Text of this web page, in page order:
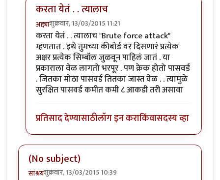
करता येतं . . त्यालाच
अद्द्याशुक्रवार, 13/03/2015 11:21
In reply toईमेल हैक करणारे वरbyकंजूस
करता येतं . . त्यालाच "Brute force attack"
म्हणतात . इथे तुमच्या कीबोर्ड वर दिसणारं प्रत्येक
अक्षर प्रत्येक सिम्बॉल जुळवून पाहिलं जातं . या
प्रकाराला वेळ लागतो भरपूर . पण क्रेक होतो पासवर्ड
. जितका मोठा पासवर्ड तितका जास्त वेळ . . त्यामुळे
सुरक्षित पासवर्ड कमीत कमी ८ आकडी तरी असावा
प्रतिसाद देण्यासाठीलॉग इन कराकिंवासदस्य व्हा
(No subject)
सांश्रयशुक्रवार, 13/03/2015 10:39